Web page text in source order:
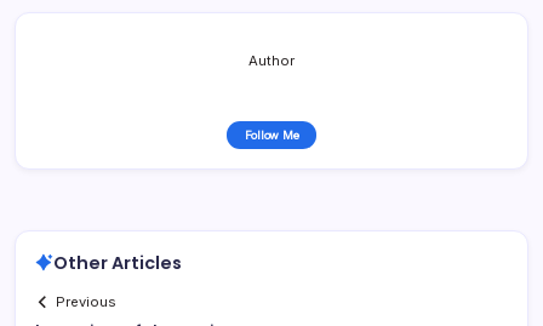
Author
Follow Me
Other Articles
Previous